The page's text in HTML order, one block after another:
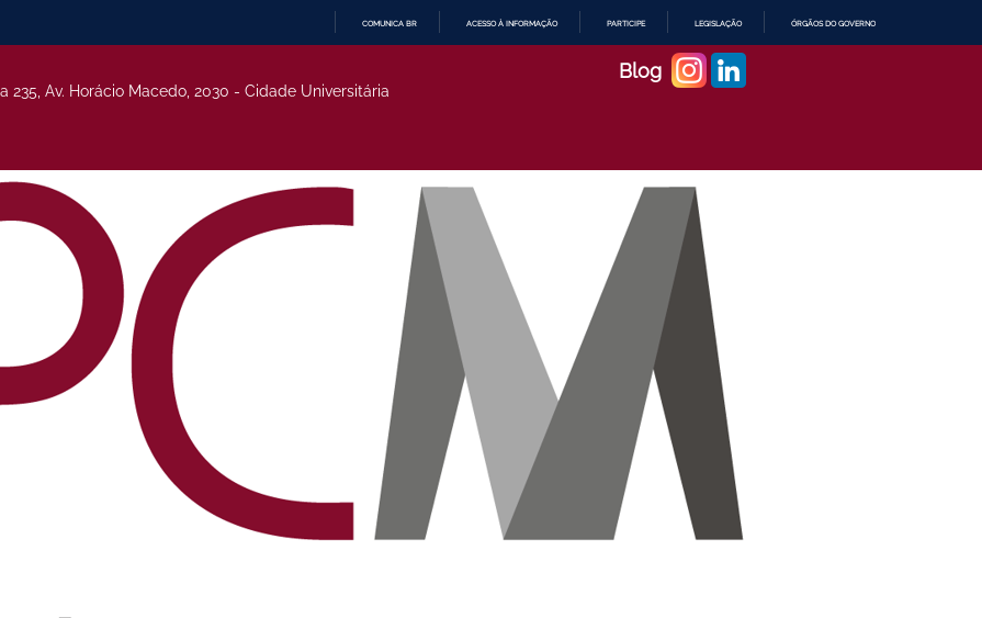
O
CONTEÚDO
COMUNICA BR ACESSO À INFORMAÇÃO PARTICIPE LEGISLAÇÃO ÓRGÃOS DO GOVERNO
235, Av. Horácio Macedo, 2030 - Cidade Universitária
Blog